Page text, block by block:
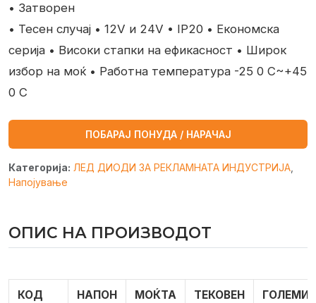
• Затворен
• Тесен случај • 12V и 24V • IP20 • Економска
серија • Високи стапки на ефикасност • Широк
избор на моќ • Работна температура -25 0 C~+45
0 C
ПОБАРАЈ ПОНУДА / НАРАЧАЈ
Категорија: ЛЕД ДИОДИ ЗА РЕКЛАМНАТА ИНДУСТРИЈА
Напојување
ОПИС НА ПРОИЗВОДОТ
КОД
НАПОН
МОЌТА
ТЕКОВЕН